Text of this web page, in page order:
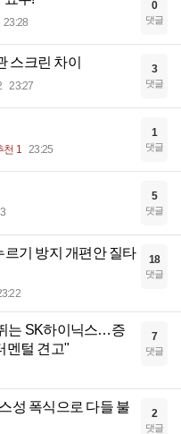
23:28
0
댓글
스크린 차이
23:27
3
댓글
천 1 23:25
1
댓글
5
댓글
르기 방지 개편안 질타
18
댓글
는 SK하이닉스…증
멘털 견고"
7
댓글
성 폭식으로 다들 불
2
댓글